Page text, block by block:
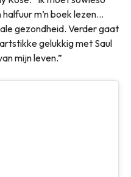
m’n boek lezen…
gezondheid. Verder gaat
gelukkig met Saul
mijn leven.”